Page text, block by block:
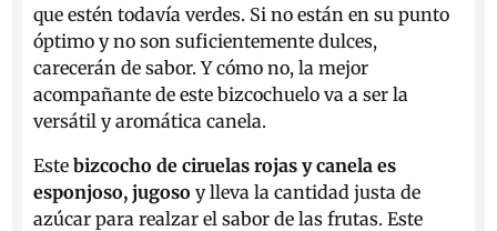
que estén todavía verdes. Si no están en su punto
óptimo y no son suficientemente dulces,
carecerán de sabor. Y cómo no, la mejor
acompañante de este bizcochuelo va a ser la
versátil y aromática canela.
Estebizcocho de ciruelas rojas y canela es
esponjoso, jugoso y lleva la cantidad justa de
azúcar para realzar el sabor de las frutas. Este